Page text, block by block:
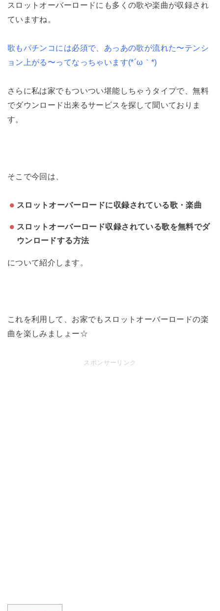
スロットオーバーロードにも多くの歌や楽曲が収録され
ていますね。
歌もパチンコには必須で、あっあの歌が流れた〜テンシ
ョン上がる〜ってなっちゃいます(*´ω｀*)
さらに私は家でもついつい堪能しちゃうタイプで、無料
でダウンロード出来るサービスを探して聞いておりま
す。
そこで今回は、
スロットオーバーロードに収録されている歌・楽曲
スロットオーバーロード収録されている歌を無料でダ
ウンロードする方法
について紹介します。
これを利用して、お家でもスロットオーバーロードの楽
曲を楽しみましょー☆
スポンサーリンク